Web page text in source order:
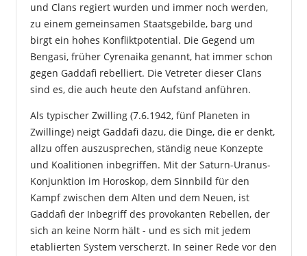
und Clans regiert wurden und immer noch werden,
zu einem gemeinsamen Staatsgebilde, barg und
birgt ein hohes Konfliktpotential. Die Gegend um
Bengasi, früher Cyrenaika genannt, hat immer schon
gegen Gaddafi rebelliert. Die Vetreter dieser Clans
sind es, die auch heute den Aufstand anführen.
Als typischer Zwilling (7.6.1942, fünf Planeten in
Zwillinge) neigt Gaddafi dazu, die Dinge, die er denkt,
allzu offen auszusprechen, ständig neue Konzepte
und Koalitionen inbegriffen. Mit der Saturn-Uranus-
Konjunktion im Horoskop, dem Sinnbild für den
Kampf zwischen dem Alten und dem Neuen, ist
Gaddafi der Inbegriff des provokanten Rebellen, der
sich an keine Norm hält - und es sich mit jedem
etablierten System verscherzt. In seiner Rede vor den